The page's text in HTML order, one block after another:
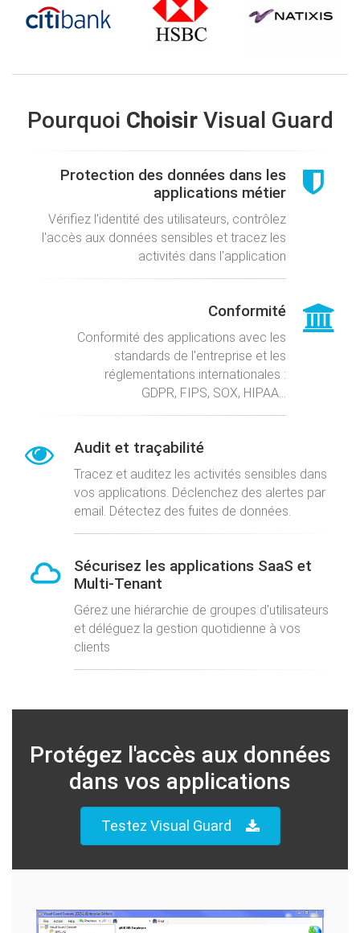
Pourquoi ChoisirVisual Guard
Protection des données dans les
applications métier
Vérifiez l'identité des utilisateurs, contrôlez
l'accès aux données sensibles et tracez les
activités dans l'application
Conformité
Conformité des applications avec les
standards de l'entreprise et les
réglementations internationales :
GDPR, FIPS, SOX, HIPAA...
Audit et traçabilité
Tracez et auditez les activités sensibles dans
vos applications. Déclenchez des alertes par
email. Détectez des fuites de données.
Sécurisez les applications SaaS et
Multi-Tenant
Gérez une hiérarchie de groupes d'utilisateurs
et déléguez la gestion quotidienne à vos
clients
Protégez l'accès aux données
dans vos applications
Testez Visual Guard